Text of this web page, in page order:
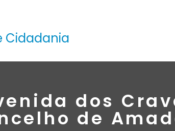
Cidadania
dos
de